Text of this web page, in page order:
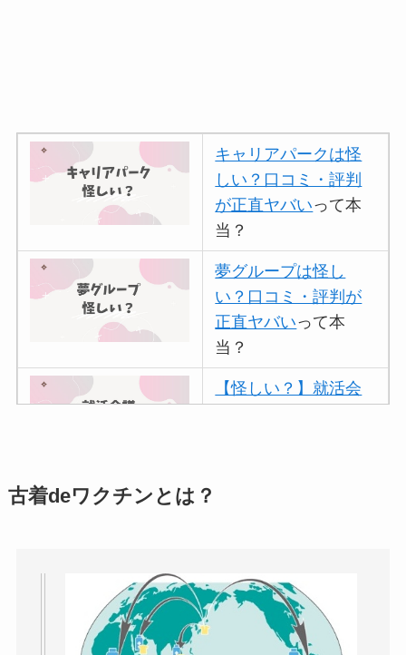
キャリアパークは怪
しい？口コミ・評判
が正直ヤバいって本
当？
夢グループは怪し
い？口コミ・評判が
正直ヤバいって本
当？
【怪しい？】就活会
【怪しい？】帝国デ
ータバンクの口コ
古着deワクチンとは？